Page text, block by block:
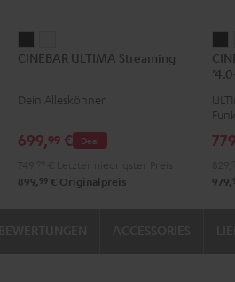
ULTIMA
Schwarz
ULTIMA
Weiß
CINEBAR ULTIMA Streaming
Dein Alleskönner
Deal
699,99 €
899, 99 € Originalpreis 979,